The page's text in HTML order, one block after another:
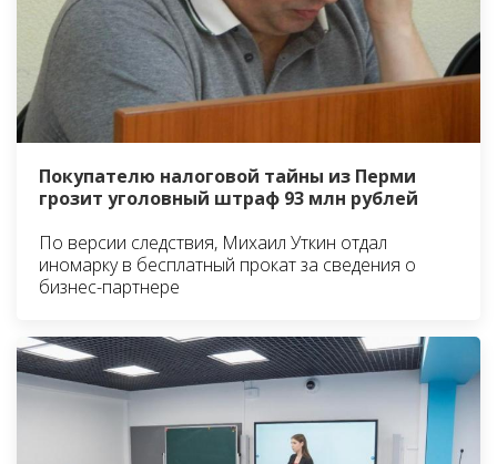
Покупателю налоговой тайны из Перми
грозит уголовный штраф 93 млн рублей
По версии следствия, Михаил Уткин отдал
иномарку в бесплатный прокат за сведения о
бизнес-партнере